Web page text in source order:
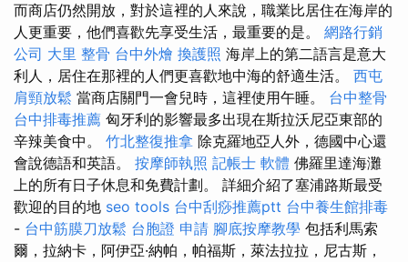
而商店仍然開放，對於這裡的人來說，職業比居住在海岸的
人更重要，他們喜歡先享受生活，最重要的是。 網路行銷
公司 大里 整骨 台中外燴 換護照 海岸上的第二語言是意大
利人，居住在那裡的人們更喜歡地中海的舒適生活。 西屯
肩頸放鬆 當商店關門一會兒時，這裡使用午睡。 台中整骨
台中排毒推薦 匈牙利的影響最多出現在斯拉沃尼亞東部的
辛辣美食中。 竹北整復推拿 除克羅地亞人外，德國中心還
會說德語和英語。 按摩師執照 記帳士 軟體 佛羅里達海灘
上的所有日子休息和免費計劃。 詳細介紹了塞浦路斯最受
歡迎的目的地 seo tools 台中刮痧推薦ptt 台中養生館排毒
- 台中筋膜刀放鬆 台胞證 申請 腳底按摩教學 包括利馬索
爾，拉納卡，阿伊亞·納帕，帕福斯，萊法拉拉，尼古斯，